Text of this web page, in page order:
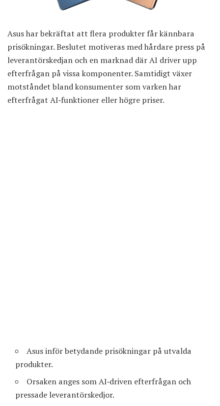
Asus har bekräftat att flera produkter får kännbara
prisökningar. Beslutet motiveras med hårdare press på
leverantörskedjan och en marknad där AI driver upp
efterfrågan på vissa komponenter. Samtidigt växer
motståndet bland konsumenter som varken har
efterfrågat AI‑funktioner eller högre priser.
Asus inför betydande prisökningar på utvalda
produkter.
Orsaken anges som AI‑driven efterfrågan och
pressade leverantörskedjor.